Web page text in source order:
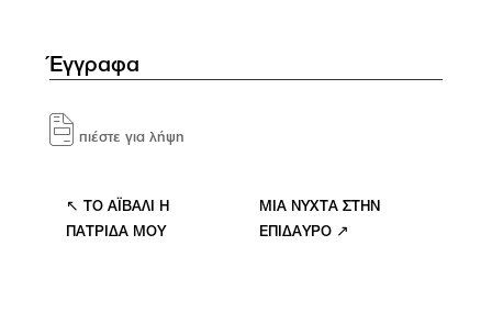
Έγγραφα
πιέστε για λήψη
↖ ΤΟ ΑΪΒΑΛΙ Η
ΠΑΤΡΙΔΑ ΜΟΥ
ΜΙΑ ΝΥΧΤΑ ΣΤΗΝ
ΕΠΙΔΑΥΡΟ ↗